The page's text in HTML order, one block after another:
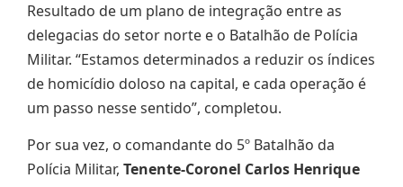
Resultado de um plano de integração entre as
delegacias do setor norte e o Batalhão de Polícia
Militar. “Estamos determinados a reduzir os índices
de homicídio doloso na capital, e cada operação é
um passo nesse sentido”, completou.
Por sua vez, o comandante do 5º Batalhão da
Polícia Militar, Tenente-Coronel Carlos Henrique